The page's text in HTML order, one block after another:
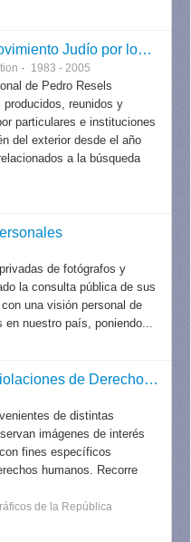
Pedro Resels- Movimiento Judío por los Derechos Humanos
1983 - 2005
de Pedro Resels
reunidos y
particulares e instituciones
del exterior desde el año
a la búsqueda
de fotógrafos y
la consulta pública de sus
una visión personal de
nuestro país, poniendo...
Colecciones Fotográficas / Violaciones de Derechos Humanos
de distintas
imágenes de interés
fines específicos
humanos. Recorre
de la República